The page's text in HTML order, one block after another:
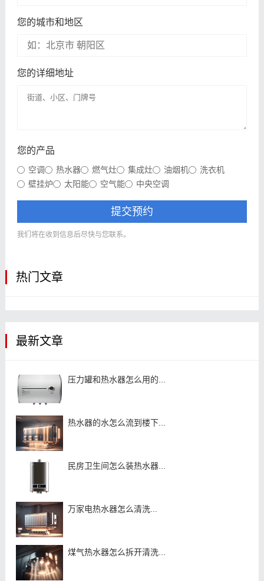
您的城市和地区
您的详细地址
您的产品
空调 热水器 燃气灶 集成灶 油烟机
洗衣机
壁挂炉
太阳能 空气能 中央空调
提交预约
我们将在收到信息后尽快与您联系。
热门文章
最新文章
压力罐和热水器怎么用的...
热水器的水怎么流到楼下...
民房卫生间怎么装热水器...
万家电热水器怎么清洗...
煤气热水器怎么拆开清洗...